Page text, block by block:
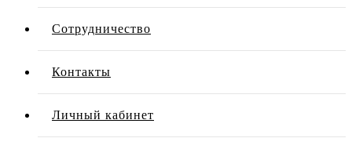
Сотрудничество
Контакты
Личный кабинет